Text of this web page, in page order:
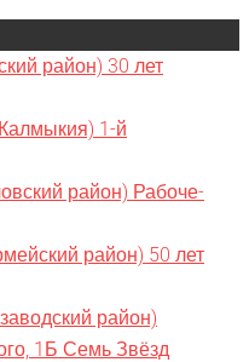
район) 30 лет
1-й
район) Рабоче-
район) 50 лет
район)
1Б Семь Звёзд